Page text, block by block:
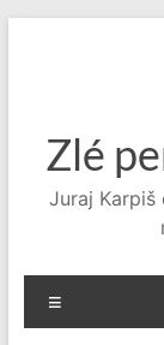
Zlé
Juraj